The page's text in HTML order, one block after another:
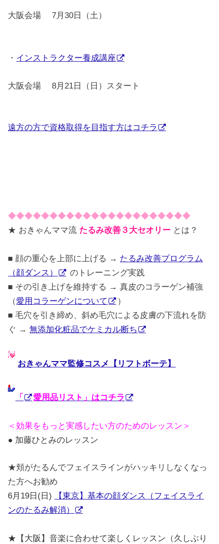
大阪会場 7月30日（土）
・ インストラクター養成講座
大阪会場 8月21日（日）スタート
遠方の方で資格取得を目指す方はコチラ
◆◆◆◆◆◆◆◆◆◆◆◆◆◆◆◆◆◆◆◆◆◆
★ おきゃんママ流 たるみ改善３大セオリー とは？
■ 顔の重心を上部に上げる → たるみ改善プログラム
（顔ダンス）
のトレーニング実践
■ その引き上げを維持する → 真皮のコラーゲン補強
（愛用コラーゲンについて
）
■ 毛穴を引き締め、斜め毛穴による皮膚の下流れを防
ぐ →無添加化粧品でケミカル断ち
おきゃんママ監修コスメ【リフトボーテ】
「 愛用品リスト」はコチラ
＜効果をもっと実感したい方のためのレッスン＞
● 加藤ひとみのレッスン
★頬がたるんでフェイスラインがハッキリしなくなっ
た方へお勧め
6月19日(日)
【東京】基本の顔ダンス（フェイスライ
ンのたるみ解消）
★【大阪】音楽に合わせて楽しくレッスン（久しぶり